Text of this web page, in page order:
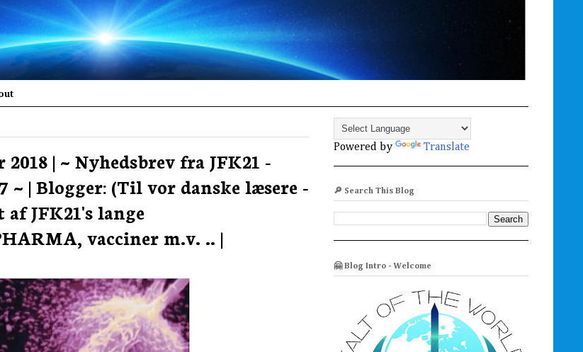
| ~ Nyhedsbrev fra JFK21 -
~ | Blogger: (Til vor danske læsere -
JFK21's lange
vacciner m.v. .. |
Powered by Translate
🔎 Search This Blog
🤗 Blog Intro - Welcome